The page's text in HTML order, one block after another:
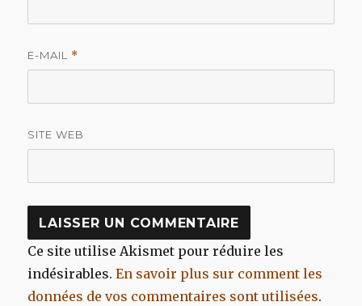
E-MAIL *
SITE WEB
Ce site utilise Akismet pour réduire les
indésirables.En savoir plus sur comment les
données de vos commentaires sont utilisées.